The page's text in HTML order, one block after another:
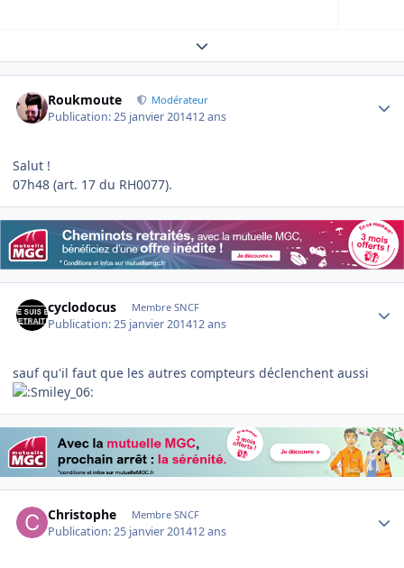
Expand topic overview
Roukmoute Modérateur
Publication:25 janvier 201412 ans
Salut !
07h48 (art. 17 du RH0077).
cyclodocus Membre SNCF
Publication:25 janvier 201412 ans
sauf qu'il faut que les autres compteurs déclenchent aussi
Christophe Membre SNCF
Publication:25 janvier 201412 ans